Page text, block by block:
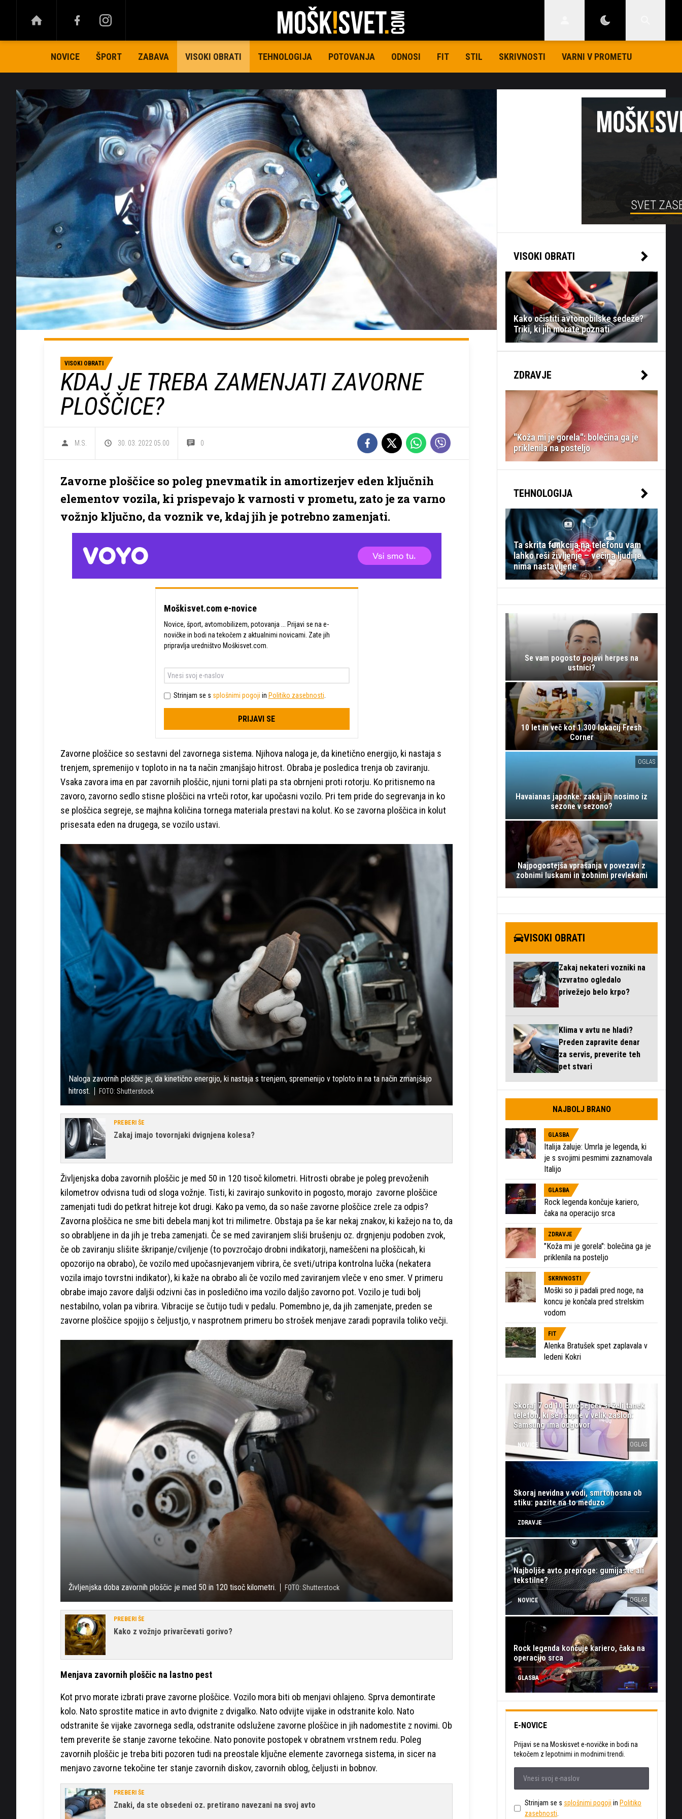
NOVICE ŠPORT ZABAVA VISOKI OBRATI TEHNOLOGIJA POTOVANJA ODNOSI FIT STIL SKRIVNOSTI VARNI V PROMETU
VISOKI OBRATI
KDAJ JE TREBA ZAMENJATI ZAVORNE
PLOŠČICE?
M.S. 30. 03. 2022 05.00 0
Zavorne ploščice so poleg pnevmatik in amortizerjev eden ključnih
elementov vozila, ki prispevajo k varnosti v prometu, zato je za varno
vožnjo ključno, da voznik ve, kdaj jih je potrebno zamenjati.
Moškisvet.com e-novice
Novice, šport, avtomobilizem, potovanja ... Prijavi se na e-
novičke in bodi na tekočem z aktualnimi novicami. Zate jih
pripravlja uredništvo Moškisvet.com.
Strinjam se s splošnimi pogoji in Politiko zasebnosti
PRIJAVI SE
Zavorne ploščice so sestavni del zavornega sistema. Njihova naloga je, da kinetično energijo, ki nastaja s
trenjem, spremenijo v toploto in na ta način zmanjšajo hitrost. Obraba je posledica trenja ob zaviranju.
Vsaka zavora ima en par zavornih ploščic, njuni torni plati pa sta obrnjeni proti rotorju. Ko pritisnemo na
zavoro, zavorno sedlo stisne ploščici na vrteči rotor, kar upočasni vozilo. Pri tem pride do segrevanja in ko
se ploščica segreje, se majhna količina tornega materiala prestavi na kolut. Ko se zavorna ploščica in kolut
prisesata eden na drugega, se vozilo ustavi.
Naloga zavornih ploščic je, da kinetično energijo, ki nastaja s trenjem, spremenijo v toploto in na ta način zmanjšajo
hitrost.
FOTO: Shutterstock
PREBERI ŠE
Zakaj imajo tovornjaki dvignjena kolesa?
Življenjska doba zavornih ploščic je med 50 in 120 tisoč kilometri. Hitrosti obrabe je poleg prevoženih
kilometrov odvisna tudi od sloga vožnje. Tisti, ki zavirajo sunkovito in pogosto, morajo zavorne ploščice
zamenjati tudi do petkrat hitreje kot drugi. Kako pa vemo, da so naše zavorne ploščice zrele za odpis?
Zavorna ploščica ne sme biti debela manj kot tri milimetre. Obstaja pa še kar nekaj znakov, ki kažejo na to, da
so obrabljene in da jih je treba zamenjati. Če se med zaviranjem sliši brušenju oz. drgnjenju podoben zvok,
če ob zaviranju slišite škripanje/cviljenje (to povzročajo drobni indikatorji, nameščeni na ploščicah, ki
opozorijo na obrabo), če vozilo med upočasnjevanjem vibrira, če sveti/utripa kontrolna lučka (nekatera
vozila imajo tovrstni indikator), ki kaže na obrabo ali če vozilo med zaviranjem vleče v eno smer. V primeru
obrabe imajo zavore daljši odzivni čas in posledično ima vozilo daljšo zavorno pot. Vozilo je tudi bolj
nestabilno, volan pa vibrira. Vibracije se čutijo tudi v pedalu. Pomembno je, da jih zamenjate, preden se
zavorne ploščice spojijo s čeljustjo, v nasprotnem primeru bo strošek menjave zaradi popravila toliko večji.
Življenjska doba zavornih ploščic je med 50 in 120 tisoč kilometri. FOTO: Shutterstock
PREBERI ŠE
Kako z vožnjo privarčevati gorivo?
Menjava zavornih ploščic na lastno pest
Kot prvo morate izbrati prave zavorne ploščice. Vozilo mora biti ob menjavi ohlajeno. Sprva demontirate
kolo. Nato sprostite matice in avto dvignite z dvigalko. Nato odvijte vijake in odstranite kolo. Nato
odstranite še vijake zavornega sedla, odstranite odslužene zavorne ploščice in jih nadomestite z novimi. Ob
tem preverite še stanje zavorne tekočine. Nato ponovite postopek v obratnem vrstnem redu. Poleg
zavornih ploščic je treba biti pozoren tudi na preostale ključne elemente zavornega sistema, in sicer na
menjavo zavorne tekočine ter stanje zavornih diskov, zavornih oblog, čeljusti in bobnov.
PREBERI ŠE
Znaki, da ste obsedeni oz. pretirano navezani na svoj avto
VISOKI OBRATI
Kako očistiti avtomobilske sedeže?
Triki, ki jih morate poznati
ZDRAVJE
"Koža mi je gorela": bolečina ga je
priklenila na posteljo
TEHNOLOGIJA
Ta skrita funkcija na telefonu vam
lahko reši življenje – večina ljudi je
nima nastavljene
Se vam pogosto pojavi herpes na
ustnici?
10 let in več kot 1.300 lokacij Fresh
Corner
OGLAS
Havaianas japonke: zakaj jih nosimo iz
sezone v sezono?
Najpogostejša vprašanja v povezavi z
zobnimi luskami in zobnimi prevlekami
VISOKI OBRATI
Zakaj nekateri vozniki na
vzvratno ogledalo
privežejo belo krpo?
Klima v avtu ne hladi?
Preden zapravite denar
za servis, preverite teh
pet stvari
NAJBOLJ BRANO
GLASBA
Italija žaluje: Umrla je legenda, ki
je s svojimi pesmimi zaznamovala
Italijo
GLASBA
Rock legenda končuje kariero,
čaka na operacijo srca
ZDRAVJE
"Koža mi je gorela": bolečina ga je
priklenila na posteljo
SKRIVNOSTI
Moški so ji padali pred noge, na
koncu je končala pred strelskim
vodom
FIT
Alenka Bratušek spet zaplavala v
ledeni Kokri
Skoraj 7 od 10 Evropejcev si želi tanek
telefon, ki se razpre v velik zaslon:
Samsung ima odgovor
NOVICE OGLAS
Skoraj nevidna v vodi, smrtonosna ob
stiku: pazite na to meduzo
ZDRAVJE
Najboljše avto preproge: gumijaste ali
tekstilne?
NOVICE OGLAS
Rock legenda končuje kariero, čaka na
operacijo srca
GLASBA
E-NOVICE
Prijavi se na Moskisvet e-novičke in bodi na
tekočem z lepotnimi in modnimi trendi.
Strinjam se s splošnimi pogoji in Politiko
zasebnosti